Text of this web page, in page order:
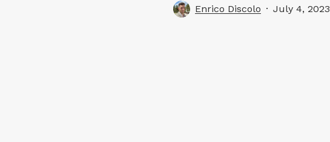
Enrico Discolo July 4, 2023